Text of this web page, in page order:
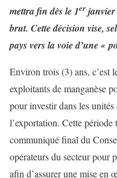
mettra fin dès le 1er janvier
brut. Cette décision vise,
pays vers la voie d’une «
Environ trois (3) ans, c’est
exploitants de manganèse
pour investir dans les
l’exportation. Cette
communiqué final du
opérateurs du secteur pour
afin d’assurer une mise en